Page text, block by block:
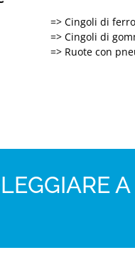
=> Cingoli di ferro
=> Cingoli di
=> Ruote con
A